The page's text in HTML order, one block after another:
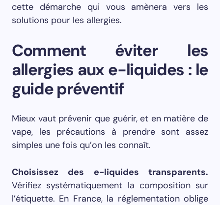
cette démarche qui vous amènera vers les
solutions pour les allergies.
Comment éviter les
allergies aux e-liquides : le
guide préventif
Mieux vaut prévenir que guérir, et en matière de
vape, les précautions à prendre sont assez
simples une fois qu’on les connaît.
Choisissez des e-liquides transparents.
Vérifiez systématiquement la composition sur
l’étiquette. En France, la réglementation oblige